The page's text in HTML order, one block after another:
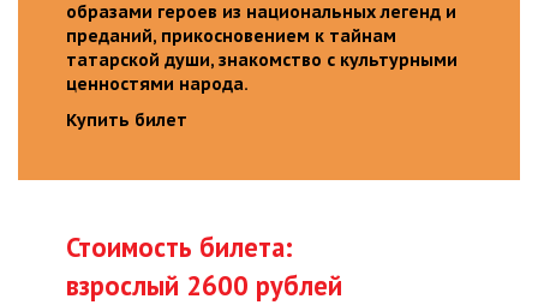
образами героев из национальных легенд и
преданий, прикосновением к тайнам
татарской души, знакомство с культурными
ценностями народа.
Купить билет
Стоимость билета:
взрослый 2600 рублей